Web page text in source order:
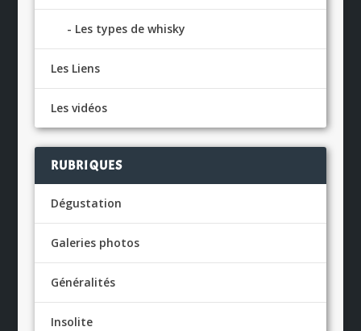
Les types de whisky
Les Liens
Les vidéos
RUBRIQUES
Dégustation
Galeries photos
Généralités
Insolite